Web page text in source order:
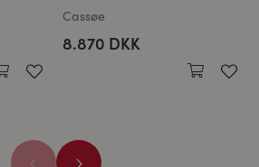
Cassøe
8.870 DKK